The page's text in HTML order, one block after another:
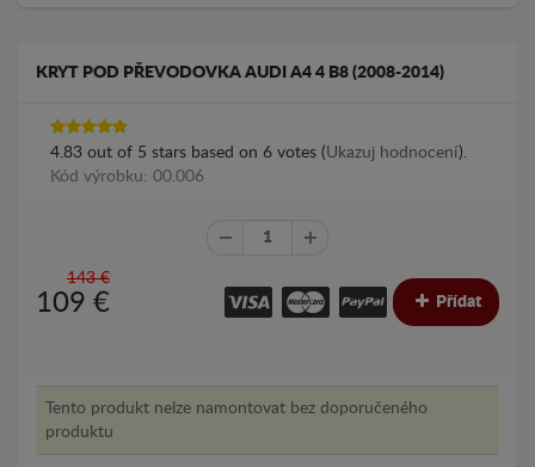
KRYT POD PŘEVODOVKA AUDI A4 4 B8 (2008-2014)
4.83 out of 5 stars based on 6 votes (Ukazuj hodnocení).
Kód výrobku: 00.006
143 €
109 € Přídat
Tento produkt nelze namontovat bez doporučeného
produktu